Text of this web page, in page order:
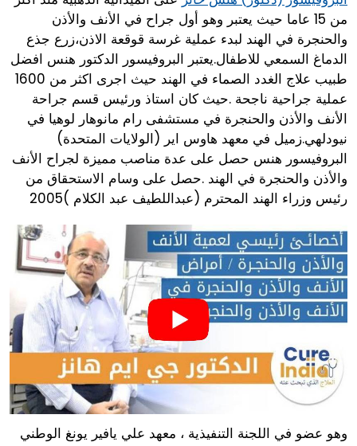
من 15 عاما حيث يعتبر وهو أول جراح في الأنف والأذن
والحنجرة في الهند لبدء عملية غرسة قوقعة الاذن،زرع جذع
الدماغ السمعي للاطفال.يعتبر البروفيسور الدكتور هنس افضل
طبيب علاج الغدد الصماء في الهند حيث اجرى اكثر من 1600
عملية جراحية ناجحة .حيث كان استاذ ورئيس قسم جراحة
الأنف والأذن والحنجرة في مستشفى رام مانوهار لوهيا في
نيودلهي.زميل في معهد هاوس اير (الولايات المتحدة)
البروفيسور هنس حصل على عدة مناصب مميزة لجراح الأنف
والأذن والحنجرة في الهند .حصل على وسام الاستحقاق من
رئيس وزراء الهند المحترم (عبداللطيف عبد الكلام )2005
وهو عضو في اللجنة التنفيذية ، معهد علي يافير يونغ الوطني